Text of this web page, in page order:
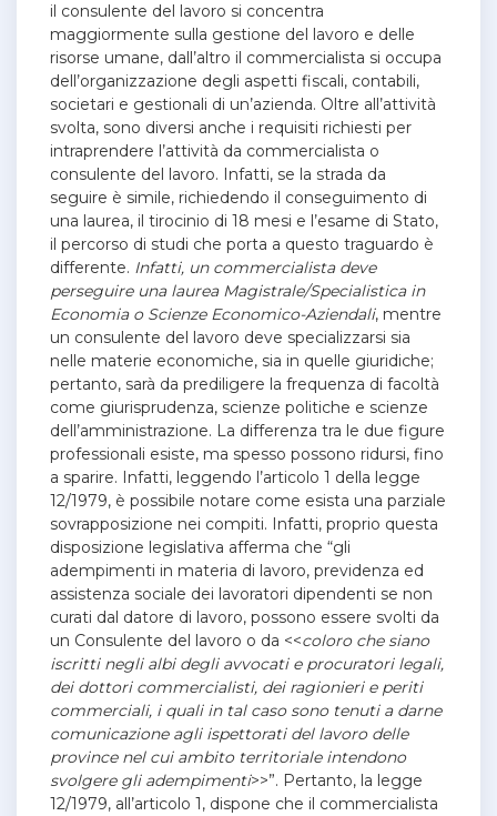
il consulente del lavoro si concentra
maggiormente sulla gestione del lavoro e delle
risorse umane, dall’altro il commercialista si occupa
dell’organizzazione degli aspetti fiscali, contabili,
societari e gestionali di un’azienda. Oltre all’attività
svolta, sono diversi anche i requisiti richiesti per
intraprendere l’attività da commercialista o
consulente del lavoro. Infatti, se la strada da
seguire è simile, richiedendo il conseguimento di
una laurea, il tirocinio di 18 mesi e l’esame di Stato,
il percorso di studi che porta a questo traguardo è
differente. Infatti, un commercialista deve
perseguire una laurea Magistrale/Specialistica in
Economia o Scienze Economico-Aziendali, mentre
un consulente del lavoro deve specializzarsi sia
nelle materie economiche, sia in quelle giuridiche;
pertanto, sarà da prediligere la frequenza di facoltà
come giurisprudenza, scienze politiche e scienze
dell’amministrazione. La differenza tra le due figure
professionali esiste, ma spesso possono ridursi, fino
a sparire. Infatti, leggendo l’articolo 1 della legge
12/1979, è possibile notare come esista una parziale
sovrapposizione nei compiti. Infatti, proprio questa
disposizione legislativa afferma che “gli
adempimenti in materia di lavoro, previdenza ed
assistenza sociale dei lavoratori dipendenti se non
curati dal datore di lavoro, possono essere svolti da
un Consulente del lavoro o da <<coloro che siano
iscritti negli albi degli avvocati e procuratori legali,
dei dottori commercialisti, dei ragionieri e periti
commerciali, i quali in tal caso sono tenuti a darne
comunicazione agli ispettorati del lavoro delle
province nel cui ambito territoriale intendono
svolgere gli adempimenti>>”. Pertanto, la legge
12/1979, all’articolo 1, dispone che il commercialista